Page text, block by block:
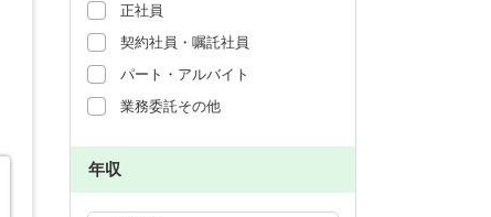
正社員
契約社員・嘱託社員
パート・アルバイト
業務委託その他
年収